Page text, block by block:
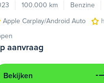
spaaks 17"
voorstoelen
100.000 km Benzine
Apple Carplay/Android Auto
aanvraag
Bekijken